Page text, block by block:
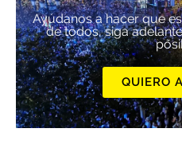
Ayúdanos a hacer que
de todos, siga
QUIERO